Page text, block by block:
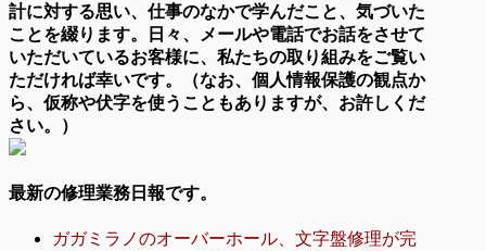
計に対する思い、仕事のなかで学んだこと、気づいた
ことを綴ります。日々、メールや電話でお話をさせて
いただいているお客様に、私たちの取り組みをご覧い
ただければ幸いです。（なお、個人情報保護の観点か
ら、仮称や伏字を使うこともありますが、お許しくだ
さい。）
最新の修理業務日報です。
ガガミラノのオーバーホール、文字盤修理が完